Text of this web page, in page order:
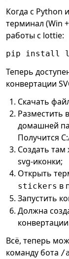
Когда с Python
терминал (Win
работы с lottie:
pip install
Теперь
конвертации
Скачать
Разместить
домашней
Получится
Создать там
svg-иконки;
Открыть
stickers в
Запустить
Должна
Всё, теперь
команду бота /